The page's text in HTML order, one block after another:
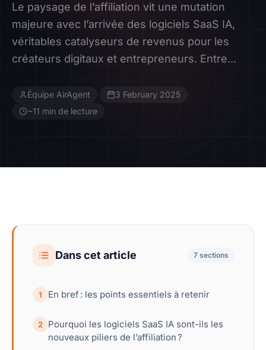
Témoignages
Guide
Contact
Le paysage de l’affiliation vit une mutation
majeure avec l’arrivée des logiciels SaaS IA,
véritables catalyseurs de revenus pour les
créateurs digitaux et entrepreneurs. Entre...
Équipe AirAgent · 3 February 2025
·
~11 min de lecture
Dans cet article 7 sections
1 En bref : les points essentiels à retenir
2
Pourquoi les logiciels SaaS IA sont-ils les
nouveaux piliers de l’affiliation ?